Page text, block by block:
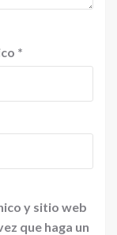
*
y sitio web
que haga un